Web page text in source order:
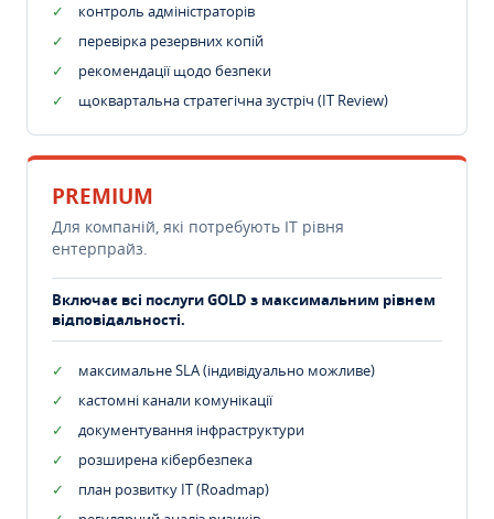
контроль адміністраторів
перевірка резервних копій
рекомендації щодо безпеки
щоквартальна стратегічна зустріч (IT Review)
PREMIUM
Для компаній, які потребують ІТ рівня
ентерпрайз.
Включає всі послуги GOLD з максимальним рівнем
відповідальності.
максимальне SLA (індивідуально можливе)
кастомні канали комунікації
документування інфраструктури
розширена кібербезпека
план розвитку IT (Roadmap)